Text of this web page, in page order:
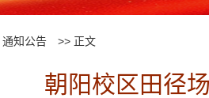
通知公告 >> 正文
朝阳校区田径